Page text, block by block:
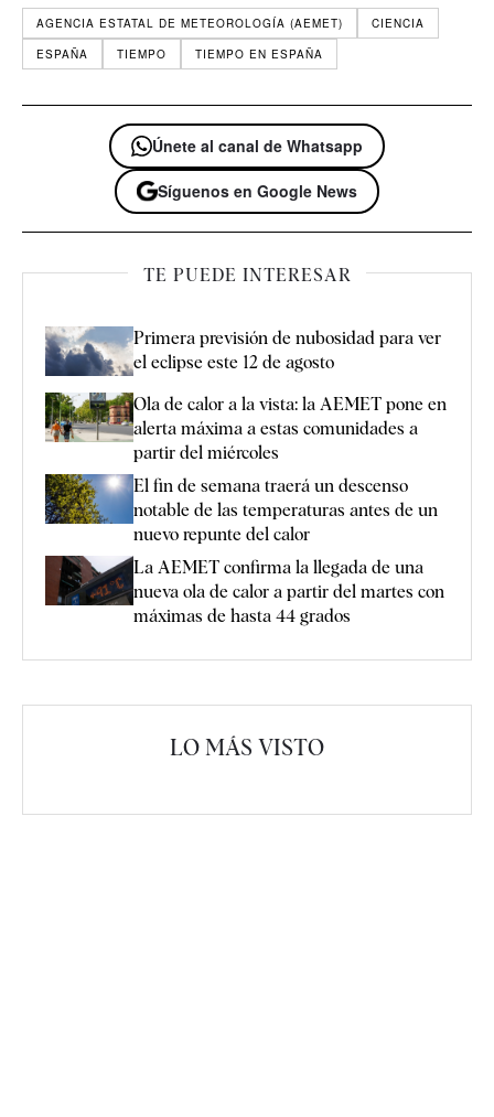
AGENCIA ESTATAL DE METEOROLOGÍA (AEMET)
CIENCIA
ESPAÑA
TIEMPO TIEMPO EN ESPAÑA
Únete al canal de Whatsapp
Síguenos en Google News
TE PUEDE INTERESAR
Primera previsión de nubosidad para ver
el eclipse este 12 de agosto
Ola de calor a la vista: la AEMET pone en
alerta máxima a estas comunidades a
partir del miércoles
El fin de semana traerá un descenso
notable de las temperaturas antes de un
nuevo repunte del calor
La AEMET confirma la llegada de una
nueva ola de calor a partir del martes con
máximas de hasta 44 grados
LO MÁS VISTO